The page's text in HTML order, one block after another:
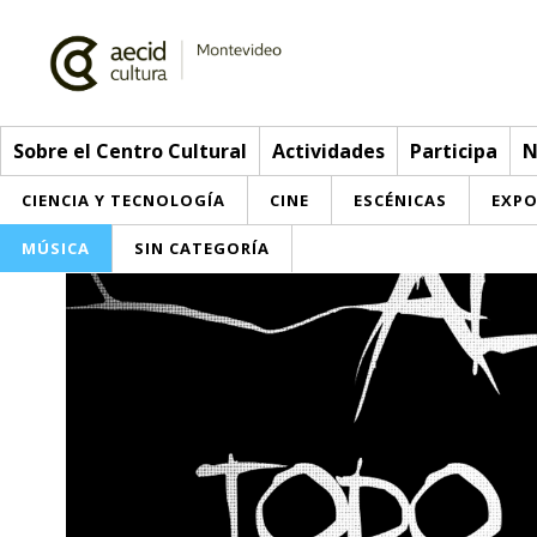
Sobre el Centro Cultural Actividades Participa
CIENCIA Y TECNOLOGÍA CINE ESCÉNICAS
MÚSICA SIN CATEGORÍA
Sobre el Centro Cultural
Envíanos tu propuesta
Buzón de sugerencias